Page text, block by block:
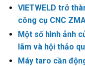
VIETWELD trở
công cụ CNC
Một số hình ảnh
lãm và hội thảo
Máy taro cần